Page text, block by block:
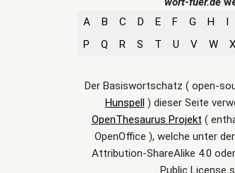
A
B C D E F G H I
P
Q R S T U V W X
Der Basiswortschatz ( open-
Hunspell) dieser Seite
OpenThesaurus Projekt (
OpenOffice ), welche unter
Attribution-ShareAlike 4.0
Public License